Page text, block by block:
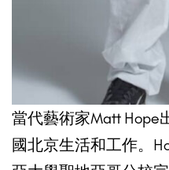
當代藝術家Matt Hope
國北京生活和工作。